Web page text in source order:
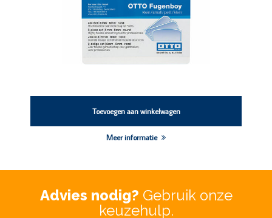
Toevoegen aan winkelwagen
Meer informatie
Advies nodig? Gebruik onze
keuzehulp.